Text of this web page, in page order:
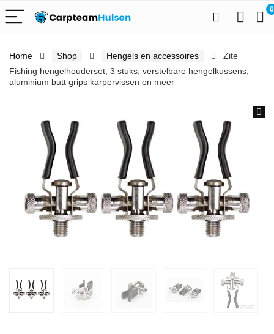
0
Home Shop Hengels en accessoires
Zite
Fishing hengelhouderset, 3 stuks, verstelbare hengelkussens,
aluminium butt grips karpervissen en meer